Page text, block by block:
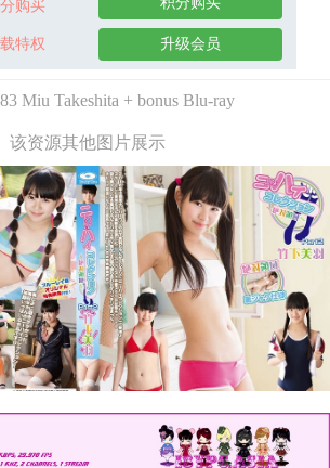
购买
特权 升级会员
Miu Takeshita + bonus Blu-ray
该资源其他图片展示